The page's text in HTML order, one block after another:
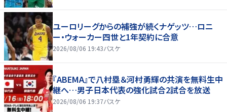
ユーロリーグからの補強が続くナゲッツ…ロニ
ー・ウォーカー四世と1年契約に合意
2026/08/06 19:43バスケ
『ABEMA』で八村塁＆河村勇輝の共演を無料生中
継へ…男子日本代表の強化試合2試合を放送
2026/08/06 19:37バスケ